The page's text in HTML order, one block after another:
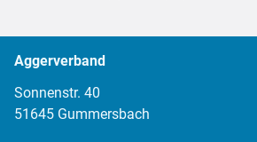
Aggerverband
Sonnenstr. 40
51645 Gummersbach